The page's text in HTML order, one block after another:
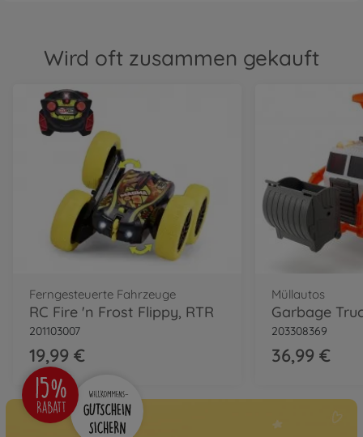
Wird oft zusammen gekauft
Ferngesteuerte Fahrzeuge
RC Fire 'n Frost Flippy, RTR
201103007
19,99 €
Müllautos
Garbage
203308369
36,99 €